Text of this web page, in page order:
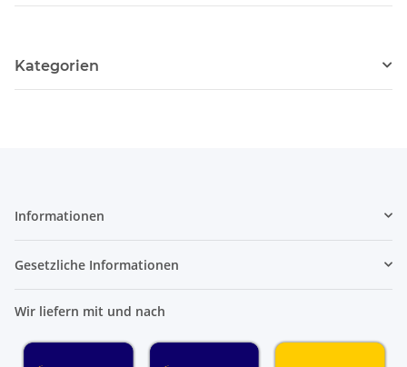
Kategorien
Informationen
Gesetzliche Informationen
Wir liefern mit und nach